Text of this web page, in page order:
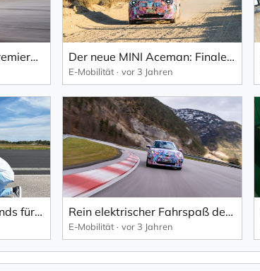
Renneinsatz vor Weltpremiere: Der neue MINI John Cooper Works debütiert beim 24-Stunden-Rennen auf dem Nürburgring. Der neue MINI Aceman: Finale Testphase unter extremen Bedingungen erfolgreich absolviert.
E-Mobilität vor 3 Jahren
Unverwechselbare Sounds für die neue, rein elektrische MINI Familie. Rein elektrischer Fahrspaß der Zukunft: Der neue MINI Cooper Electric.
E-Mobilität vor 3 Jahren